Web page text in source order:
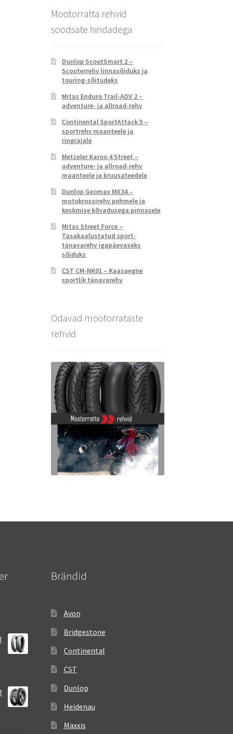
Mootorratta rehvid
soodsate hindadega
Dunlop ScootSmart 2 –
Scooterrehv linnasõiduks ja
touring-sõitudeks
Mitas Enduro Trail-ADV 2 –
adventure- ja allroad-rehv
Continental SportAttack 5 –
sportrehv maanteele ja
ringrajale
Metzeler Karoo 4 Street –
adventure- ja allroad-rehv
maanteele ja kruusateedele
Dunlop Geomax MX34 –
motokrossirehv pehmele ja
keskmise kõvadusega pinnasele
Mitas Street Force –
Tasakaalustatud sport-
tänavarehv igapäevaseks
sõiduks
CST CM-NK01 – Kaasaegne
sportlik tänavarehv
Odavad mootorrataste
rehvid
Brändid
Avon
Bridgestone
Continental
CST
Dunlop
Heidenau
Maxxis